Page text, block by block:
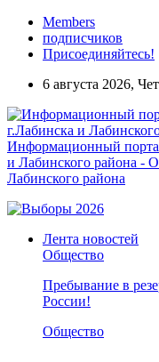
Members
подписчиков
Присоединяйтесь!
6 августа 2026,
Информационный
и Лабинского района -
Лабинского района
Лента новостей
Общество
Пребывание в
России!
Общество